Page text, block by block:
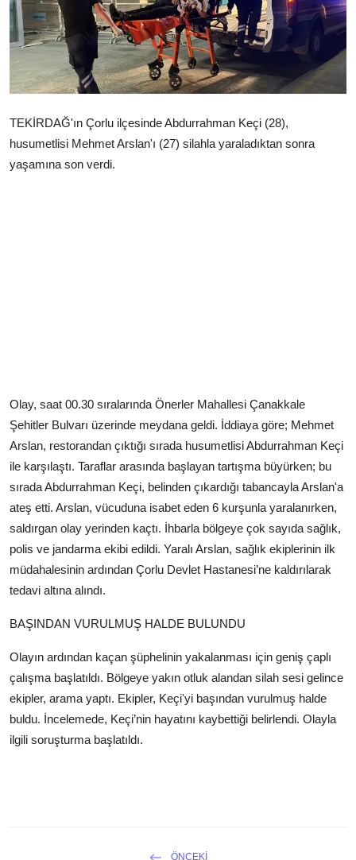
Çerkezköy
TEKİRDAĞ'ın Çorlu ilçesinde Abdurrahman Keçi (28),
husumetlisi Mehmet Arslan'ı (27) silahla yaraladıktan sonra
yaşamına son verdi.
Olay, saat 00.30 sıralarında Önerler Mahallesi Çanakkale
Şehitler Bulvarı üzerinde meydana geldi. İddiaya göre; Mehmet
Arslan, restorandan çıktığı sırada husumetlisi Abdurrahman Keçi
ile karşılaştı. Taraflar arasında başlayan tartışma büyürken; bu
sırada Abdurrahman Keçi, belinden çıkardığı tabancayla Arslan'a
ateş etti. Arslan, vücuduna isabet eden 6 kurşunla yaralanırken,
saldırgan olay yerinden kaçtı. İhbarla bölgeye çok sayıda sağlık,
polis ve jandarma ekibi edildi. Yaralı Arslan, sağlık ekiplerinin ilk
müdahalesinin ardından Çorlu Devlet Hastanesi’ne kaldırılarak
tedavi altına alındı.
BAŞINDAN VURULMUŞ HALDE BULUNDU
Olayın ardından kaçan şüphelinin yakalanması için geniş çaplı
çalışma başlatıldı. Bölgeye yakın otluk alandan silah sesi gelince
ekipler, arama yaptı. Ekipler, Keçi'yi başından vurulmuş halde
buldu. İncelemede, Keçi’nin hayatını kaybettiği belirlendi. Olayla
ilgili soruşturma başlatıldı.
ÖNCEKI